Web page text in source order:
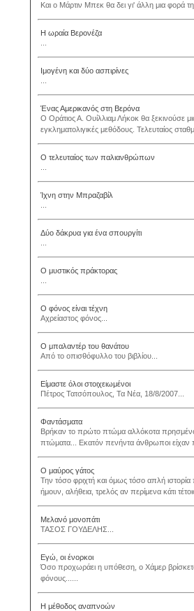
Και ο Μάρτιν Μπεκ θα δει γι' άλλη μια φορά
Η ωραία Βερονέζα
Ιμογένη και δύο ασπιρίνες
Ένας Αμερικανός στη Βερόνα
Ο Οράτιος Α. Ουίλλιαμ Λήκοκ θα ξεκινούσε
εγκληματολιγικές μεθόδους. Τελευταίος
Ο τελευταίος των παλιανθρώπων
Ίχνη στην Μπραζαβίλ
Δύο δάκρυα για ένα σπουργίτι
Ο μυστικός πράκτορας
Ο φόνος είναι τέχνη
Αχρείαστος φόνος...
Ο μπαλαντέρ του θανάτου
Από το οπισθόφυλλο του βιβλίου...
Είμαστε όλοι στοιχειωμένοι
Πέτρος Τατσόπουλος, Τα Νέα, 18/8/2007...
Φαντάσματα
Βρήκαν το πρώτο πτώμα αλλόκοτα
πτώματα... Εκατόν πενήντα άνθρωποι είχαν
Ο μαύρος γάτος
Την τόσο φριχτή και όμως τόσο απλή
ήμουν, αλήθεια, τρελός αν περίμενα κάτι
Μελανό μονοπάτι
ΤΑΣΟΣ ΓΟΥΔΕΛΗΣ...
Εγώ, οι ένορκοι
Όσο προχωράει η υπόθεση, ο Χάμερ
φόνους......
Η μέθοδος αναπνοών